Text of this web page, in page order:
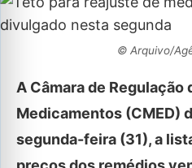
© Arquivo/
A Câmara de Regulação
Medicamentos (CMED)
segunda-feira (31), a